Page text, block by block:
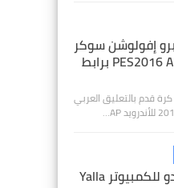
إفولوشن سوكر
2016 للأندرويد PES2016 Apk برابط
أروع لعبة كرة قدم بالتعليق العربي
تحميل لعبة يلا لودو للكمبيوتر Yalla